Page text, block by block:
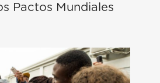
Pactos Mundiales